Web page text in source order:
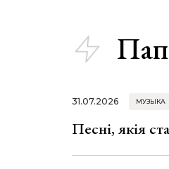
31.07.2026 МУЗЫКА
Песні, якія